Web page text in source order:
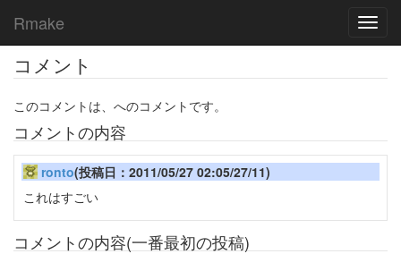
Rmake
コメント
このコメントは、へのコメントです。
コメントの内容
ronto(投稿日：2011/05/27 02:05/27/11)
これはすごい
コメントの内容(一番最初の投稿)